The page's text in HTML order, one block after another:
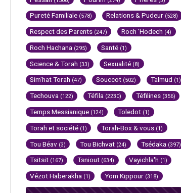
Pureté Familiale (578) Relations & Pudeur (528)
Respect des Parents (247) Roch 'Hodech (4)
Roch Hachana (295) Santé (1)
Science & Torah (33) Sexualité (8)
Sim'hat Torah (47) Souccot (502) Talmud (1)
Techouva (122) Téfila (2230) Téfilines (356)
Temps Messianique (124) Toledot (1)
Torah et société (1) Torah-Box & vous (1)
Tou Béav (3) Tou Bichvat (24) Tsédaka (397)
Tsitsit (167) Tsniout (634) Vayichla'h (1)
Vézot Haberakha (1) Yom Kippour (318)